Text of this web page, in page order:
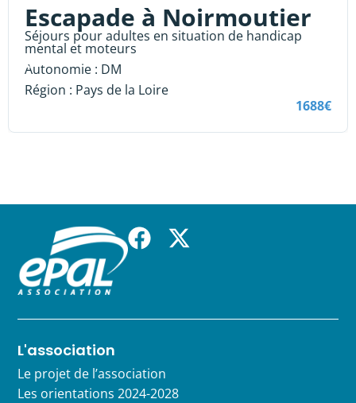
Escapade à Noirmoutier
Séjours pour adultes en situation de handicap
mental et moteurs
Autonomie : DM
Région : Pays de la Loire
1688€
L'association
Le projet de l’association
Les orientations 2024-2028